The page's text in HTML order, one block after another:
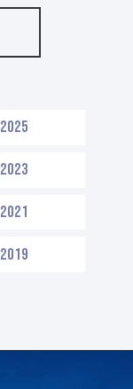
2025
2023
2021
2019